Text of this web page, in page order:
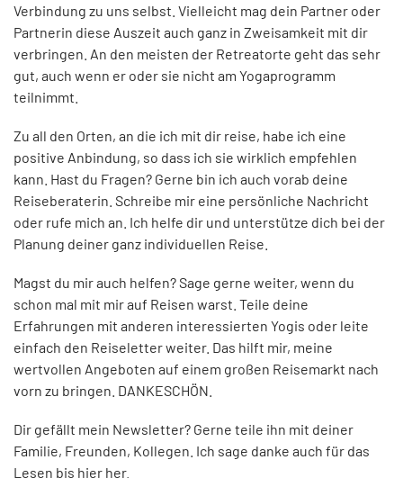
Verbindung zu uns selbst. Vielleicht mag dein Partner oder
Partnerin diese Auszeit auch ganz in Zweisamkeit mit dir
verbringen. An den meisten der Retreatorte geht das sehr
gut, auch wenn er oder sie nicht am Yogaprogramm
teilnimmt.
Zu all den Orten, an die ich mit dir reise, habe ich eine
positive Anbindung, so dass ich sie wirklich empfehlen
kann. Hast du Fragen? Gerne bin ich auch vorab deine
Reiseberaterin. Schreibe mir eine persönliche Nachricht
oder rufe mich an. Ich helfe dir und unterstütze dich bei der
Planung deiner ganz individuellen Reise.
Magst du mir auch helfen? Sage gerne weiter, wenn du
schon mal mit mir auf Reisen warst. Teile deine
Erfahrungen mit anderen interessierten Yogis oder leite
einfach den Reiseletter weiter. Das hilft mir, meine
wertvollen Angeboten auf einem großen Reisemarkt nach
vorn zu bringen. DANKESCHÖN.
Dir gefällt mein Newsletter? Gerne teile ihn mit deiner
Familie, Freunden, Kollegen. Ich sage danke auch für das
Lesen bis hier her.